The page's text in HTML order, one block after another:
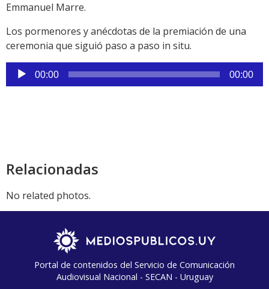
Emmanuel Marre.
Los pormenores y anécdotas de la premiación de una
ceremonia que siguió paso a paso in situ.
Reproductor
de
00:00 00:00
Relacionadas
No related photos.
Portal de contenidos del Servicio de Comunicación
Audiovisual Nacional - SECAN - Uruguay